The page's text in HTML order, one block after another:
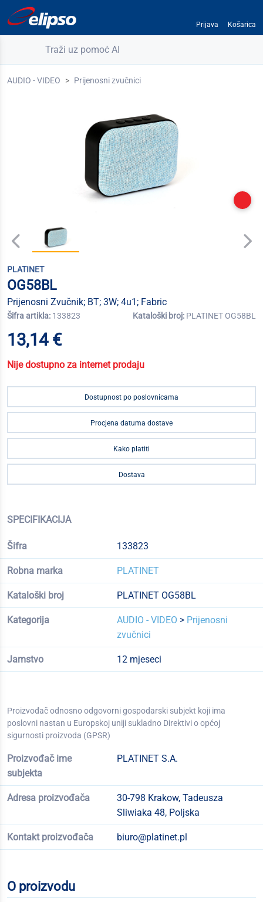
Prijava Košarica
Traži uz pomoć AI
AUDIO - VIDEO Prijenosni zvučnici
PLATINET
OG58BL
Prijenosni Zvučnik; BT; 3W; 4u1; Fabric
Šifra artikla: 133823 Kataloški broj: PLATINET OG58BL
13,14 €
Nije dostupno za internet prodaju
Dostupnost po poslovnicama
Procjena datuma dostave
Kako platiti
Dostava
SPECIFIKACIJA
Šifra 133823
Robna marka PLATINET
Kataloški broj PLATINET OG58BL
Kategorija AUDIO - VIDEO > Prijenosni
zvučnici
Jamstvo 12 mjeseci
Proizvođač odnosno odgovorni gospodarski subjekt koji ima
poslovni nastan u Europskoj uniji sukladno Direktivi o općoj
sigurnosti proizvoda (GPSR)
Proizvođač ime
subjekta
PLATINET S.A.
Adresa proizvođača
30-798 Krakow, Tadeusza
Sliwiaka 48, Poljska
Kontakt proizvođača biuro@platinet.pl
O proizvodu